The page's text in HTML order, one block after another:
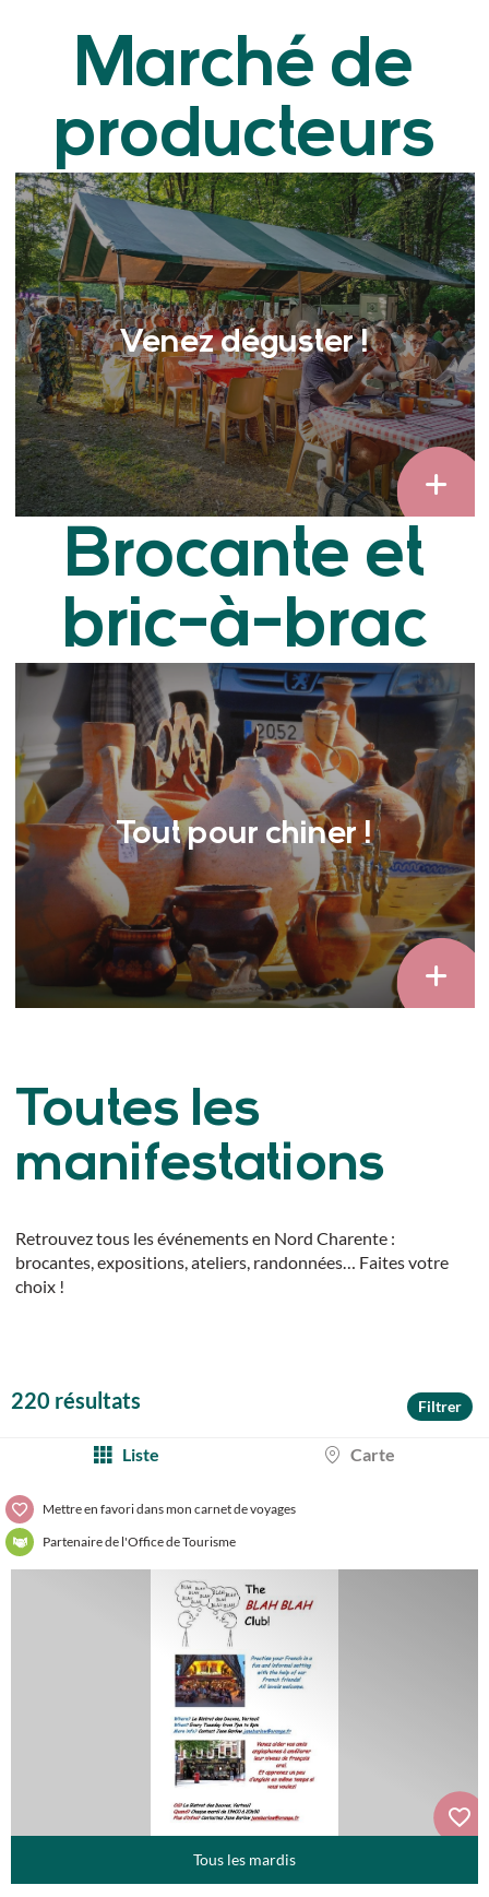
Marché de
producteurs
Venez déguster !
Brocante et
bric-à-brac
Tout pour chiner !
Toutes les
manifestations
Retrouvez tous les événements en Nord Charente :
brocantes, expositions, ateliers, randonnées… Faites votre
choix !
220 résultats Filtrer
Liste Carte
Mettre en favori dans mon carnet de voyages
Partenaire de l'Office de Tourisme
Tous les mardis